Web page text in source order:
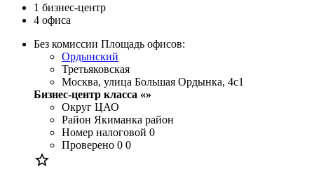
1 бизнес-центр
4 офиса
Без комиссии Площадь офисов:
Ордынский
Третьяковская
Москва, улица Большая Ордынка, 4с1
Бизнес-центр класса «»
Округ ЦАО
Район Якиманка район
Номер налоговой 0
Проверено 0 0
